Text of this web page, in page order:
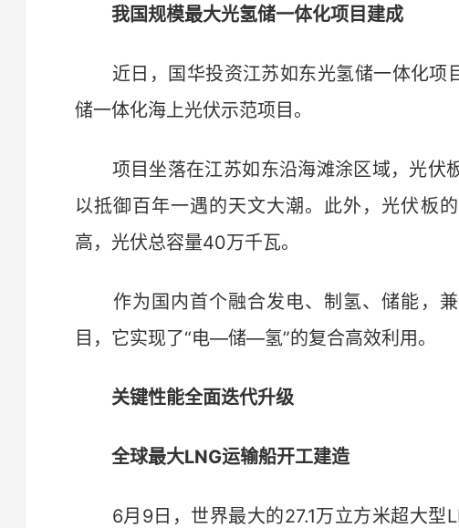
我国规模最大光氢储一体化项目建成
近日，国华投资江苏如东光氢储一体化项
储一体化海上光伏示范项目。
项目坐落在江苏如东沿海滩涂区域，光伏
以抵御百年一遇的天文大潮。此外，光伏板
高，光伏总容量40万千瓦。
作为国内首个融合发电、制氢、储能，兼
目，它实现了“电—储—氢”的复合高效利用。
关键性能全面迭代升级
全球最大LNG运输船开工建造
6月9日，世界最大的27.1万立方米超大型